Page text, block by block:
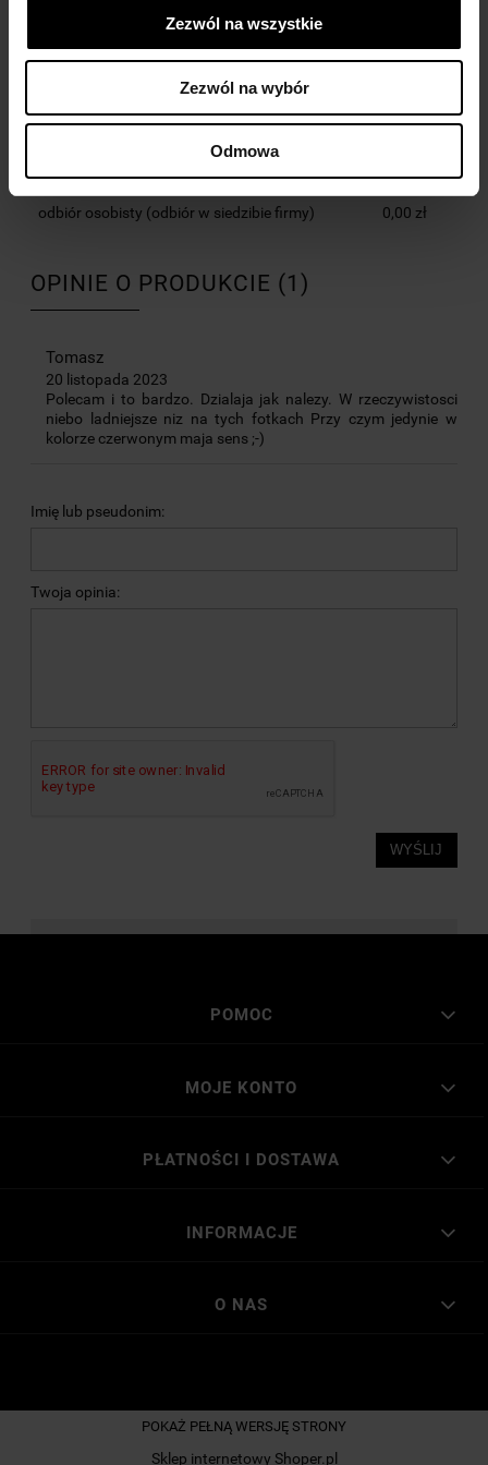
Zezwól na wszystkie
Zezwól na wybór
Odmowa
KOSZTY DOSTAWY
PŁATNOŚCI
odbiór osobisty (odbiór w siedzibie firmy) 0,00 zł
OPINIE O PRODUKCIE (1)
Tomasz
20 listopada 2023
Polecam i to bardzo. Dzialaja jak nalezy. W rzeczywistosci
niebo ladniejsze niz na tych fotkach Przy czym jedynie w
kolorze czerwonym maja sens ;-)
Imię lub pseudonim:
Twoja opinia:
WYŚLIJ
POMOC
MOJE KONTO
PŁATNOŚCI I DOSTAWA
INFORMACJE
O NAS
POKAŻ PEŁNĄ WERSJĘ STRONY
Sklep internetowy Shoper.pl